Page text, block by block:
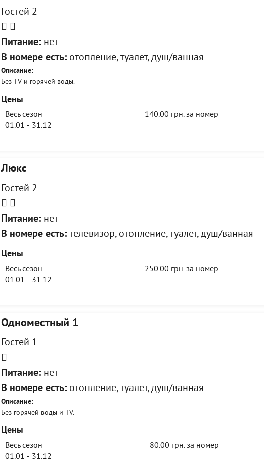
Гостей 2
Питание:нет
В номере есть:отопление, туалет, душ/ванная
Описание:
Без TV и горячей воды.
Цены
Весь сезон
01.01 - 31.12
140.00 грн. за номер
Люкс
Гостей 2
Питание:нет
В номере есть:телевизор, отопление, туалет, душ/ванная
Цены
Весь сезон
01.01 - 31.12
250.00 грн. за номер
Одноместный 1
Гостей 1
Питание:нет
В номере есть:отопление, туалет, душ/ванная
Описание:
Без горячей воды и TV.
Цены
Весь сезон
01.01 - 31.12
80.00 грн. за номер